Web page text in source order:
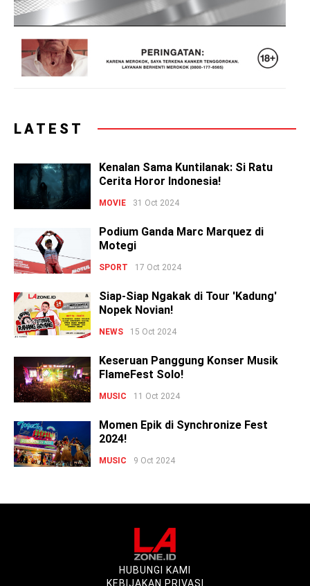
LATEST
Kenalan Sama Kuntilanak: Si Ratu
Cerita Horor Indonesia!
MOVIE 31 Oct 2024
Podium Ganda Marc Marquez di
Motegi
SPORT 17 Oct 2024
Siap-Siap Ngakak di Tour 'Kadung'
Nopek Novian!
NEWS 15 Oct 2024
Keseruan Panggung Konser Musik
FlameFest Solo!
MUSIC 11 Oct 2024
Momen Epik di Synchronize Fest
2024!
MUSIC 9 Oct 2024
HUBUNGI KAMI
KEBIJAKAN PRIVASI